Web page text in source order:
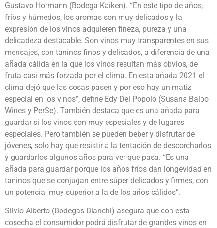
Gustavo Hormann (Bodega Kaiken). “En este tipo de años,
fríos y húmedos, los aromas son muy delicados y la
expresión de los vinos adquieren fineza, pureza y una
delicadeza destacable. Son vinos muy transparentes en sus
mensajes, con taninos finos y delicados, a diferencia de una
añada cálida en la que los vinos resultan más obvios, de
fruta casi más forzada por el clima. En esta añada 2021 el
clima dejó que las cosas pasen y por eso hay un matiz
especial en los vinos”, define Edy Del Popolo (Susana Balbo
Wines y PerSe). También destaca que es una añada para
guardar si los vinos son muy especiales y de lugares
especiales. Pero también se pueden beber y disfrutar de
jóvenes, solo hay que resistir a la tentación de descorcharlos
y guardarlos algunos años para ver que pasa. “Es una
añada para guardar porque los años fríos dan longevidad en
taninos que se conjugan entre súper delicados y firmes, con
un potencial muy superior a la de los años cálidos”.
Silvio Alberto (Bodegas Bianchi) asegura que con esta
cosecha el consumidor podrá disfrutar de grandes vinos en